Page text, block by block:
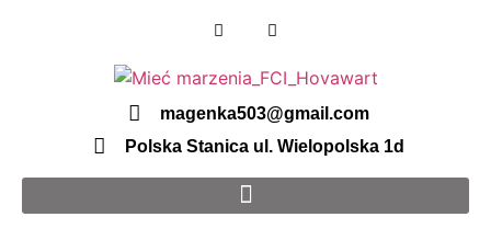
magenka503@gmail.com
Polska Stanica ul. Wielopolska 1d